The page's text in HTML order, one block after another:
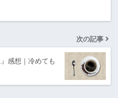
次の記事
感想｜冷めても